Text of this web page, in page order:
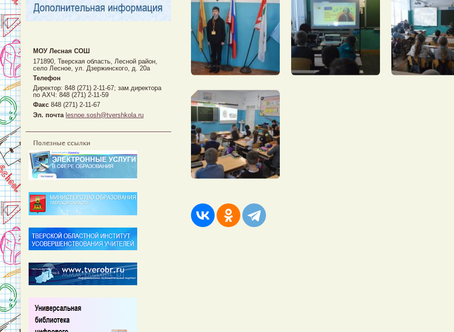
МОУ Лесная CОШ
171890, Тверская область, Лесной район,
село Лесное, ул. Дзержинского, д. 20а
Телефон
Директор: 848 (271) 2-11-67; зам.директора
по АХЧ: 848 (271) 2-11-59
Факс 848 (271) 2-11-67
Эл. почта lesnoe.sosh@tvershkola.ru
Полезные ссылки